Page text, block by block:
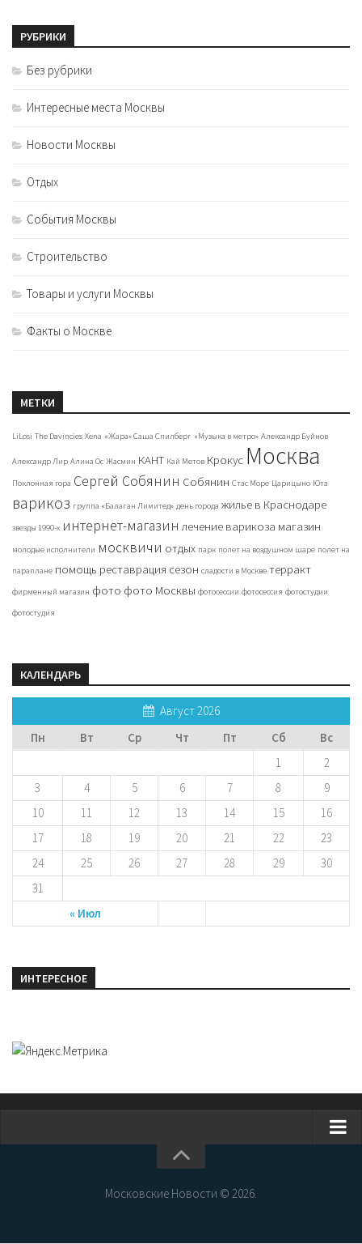
РУБРИКИ
Без рубрики
Интересные места Москвы
Новости Москвы
Отдых
События Москвы
Строительство
Товары и услуги Москвы
Факты о Москве
МЕТКИ
LiLosi The Davincies Xena «Жара» Саша Спилберг «Музыка в метро» Александр Буйнов
Александр Лир Алина Ос Жасмин КАНТ Кай Метов Крокус Москва
Поклонная гора Сергей Собянин Собянин Стас Море Царицыно Юта
варикоз группа «Балаган Лимитед» день города жилье в Краснодаре
звезды 1990-х интернет-магазин лечение варикоза магазин
молодые исполнители москвичи отдых парк полет на воздушном шаре полет на
параплане помощь реставрация сезон сладости в Москве терракт
фирменный магазин фото фото Москвы фотосессии фотосессия фотостудии
фотостудия
КАЛЕНДАРЬ
Август 2026
Пн
Вт Ср Чт Пт Сб Вс
« Июл
1
2
3
4 5 6 7 8
9
10
11 12 13 14 15
16
17
18 19 20 21 22
23
24
25 26 27 28 29
30
31
ИНТЕРЕСНОЕ
Новости МосквыМосковские Новости © 2026.